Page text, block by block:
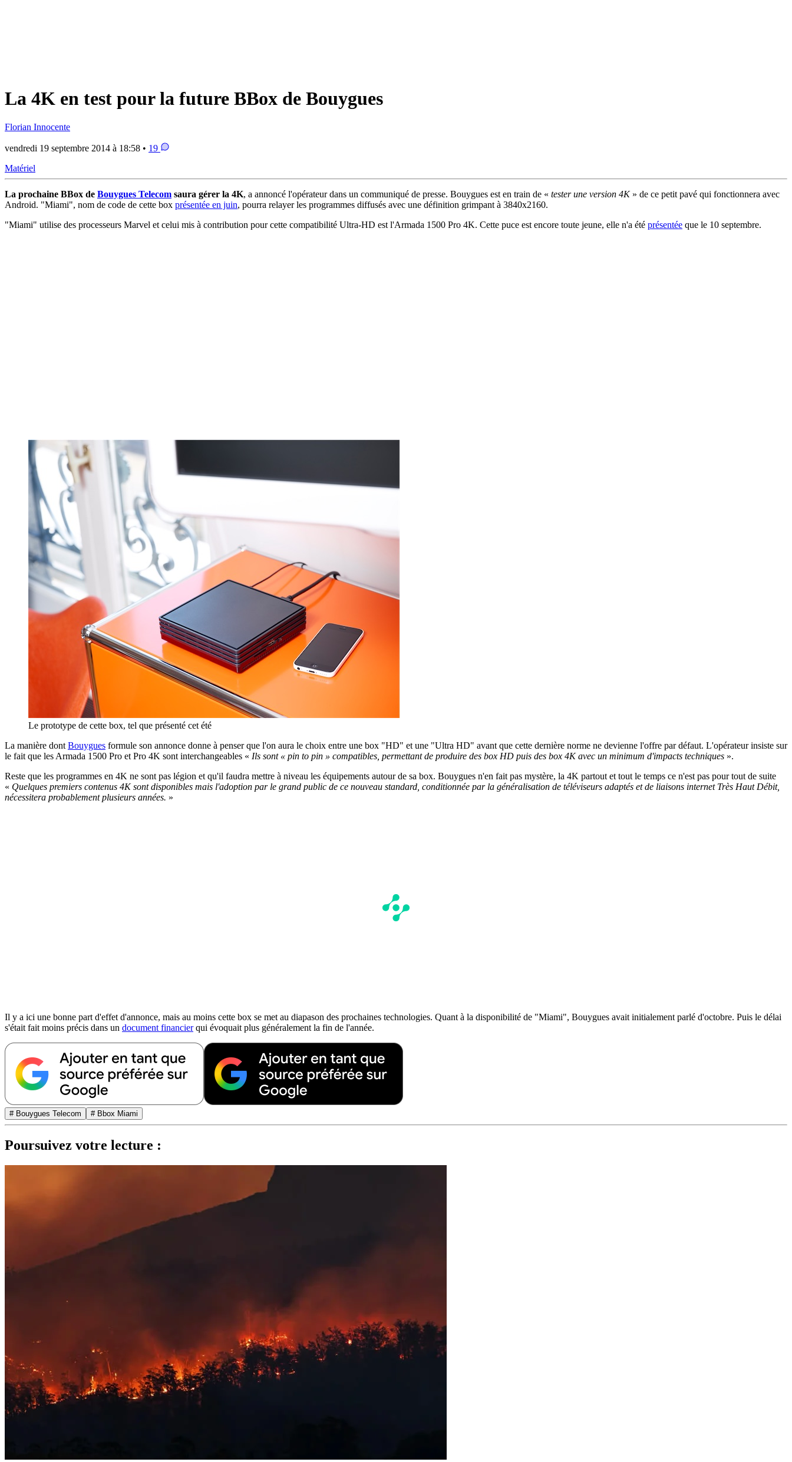
La 4K en test pour la future BBox de Bouygues
Florian Innocente
vendredi 19 septembre 2014 à 18:58 • 19
Matériel
La prochaine BBox de Bouygues Telecom saura gérer la 4K, a annoncé l'opérateur dans un communiqué de presse. Bouygues est en train de « tester une version 4K» de ce petit pavé qui fonctionnera avec
Android. "Miami", nom de code de cette box présentée en juin, pourra relayer les programmes diffusés avec une définition grimpant à 3840x2160.
"Miami" utilise des processeurs Marvel et celui mis à contribution pour cette compatibilité Ultra-HD est l'Armada 1500 Pro 4K. Cette puce est encore toute jeune, elle n'a été présentée que le 10 septembre.
Le prototype de cette box, tel que présenté cet été
La manière dont Bouygues formule son annonce donne à penser que l'on aura le choix entre une box "HD" et une "Ultra HD" avant que cette dernière norme ne devienne l'offre par défaut. L'opérateur insiste sur
le fait que les Armada 1500 Pro et Pro 4K sont interchangeables « Ils sont « pin to pin » compatibles, permettant de produire des box HD puis des box 4K avec un minimum d'impacts techniques ».
Reste que les programmes en 4K ne sont pas légion et qu'il faudra mettre à niveau les équipements autour de sa box. Bouygues n'en fait pas mystère, la 4K partout et tout le temps ce n'est pas pour tout de suite
« Quelques premiers contenus 4K sont disponibles mais l'adoption par le grand public de ce nouveau standard, conditionnée par la généralisation de téléviseurs adaptés et de liaisons internet Très Haut Débit,
nécessitera probablement plusieurs années. »
Il y a ici une bonne part d'effet d'annonce, mais au moins cette box se met au diapason des prochaines technologies. Quant à la disponibilité de "Miami", Bouygues avait initialement parlé d'octobre. Puis le délai
s'était fait moins précis dans un document financierqui évoquait plus généralement la fin de l'année.
# Bouygues Telecom # Bbox Miami
Poursuivez votre lecture :